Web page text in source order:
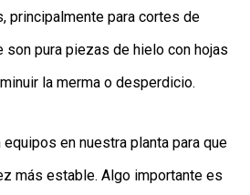
principalmente para cortes de
son pura piezas de hielo con hojas
la merma o desperdicio.
en nuestra planta para que
más estable. Algo importante es